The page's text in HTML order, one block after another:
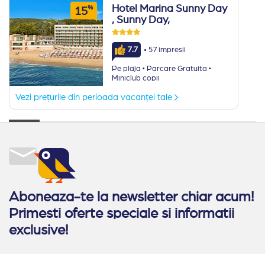
15%
Hotel Marina Sunny Day
, Sunny Day,
7.7 · 57 impresii
Pe plaja· Parcare Gratuita·
Miniclub copii
Vezi prețurile din perioada vacanței tale
Aboneaza-te la newsletter chiar acum!
Primesti oferte speciale si informatii
exclusive!